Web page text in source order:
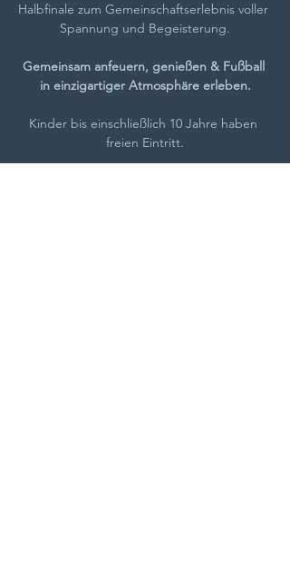
Halbfinale zum Gemeinschaftserlebnis voller
Spannung und Begeisterung.
Gemeinsam anfeuern, genießen & Fußball
in einzigartiger Atmosphäre erleben.
Kinder bis einschließlich 10 Jahre haben
freien Eintritt.